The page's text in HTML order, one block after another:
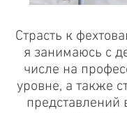
Страсть к
я занимаюсь с
числе на
уровне, а также
представлений